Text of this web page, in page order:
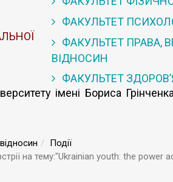
ФАКУЛЬТЕТ
ФАКУЛЬТЕТ ПРАВА,
ВІДНОСИН
ФАКУЛЬТЕТ
імені Бориса
Події
на тему:"Ukrainian youth: the power